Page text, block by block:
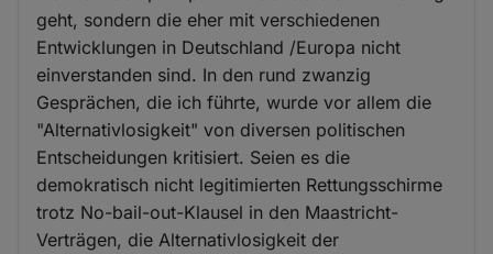
geht, sondern die eher mit verschiedenen
Entwicklungen in Deutschland /Europa nicht
einverstanden sind. In den rund zwanzig
Gesprächen, die ich führte, wurde vor allem die
"Alternativlosigkeit" von diversen politischen
Entscheidungen kritisiert. Seien es die
demokratisch nicht legitimierten Rettungsschirme
trotz No-bail-out-Klausel in den Maastricht-
Verträgen, die Alternativlosigkeit der